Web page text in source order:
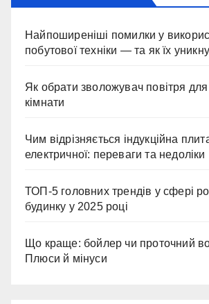
Найпоширеніші помилки у
побутової техніки — та як їх
Як обрати зволожувач повітря для
кімнати
Чим відрізняється індукційна
електричної: переваги та недоліки
ТОП-5 головних трендів у сфері
будинку у 2025 році
Що краще: бойлер чи проточний
Плюси й мінуси